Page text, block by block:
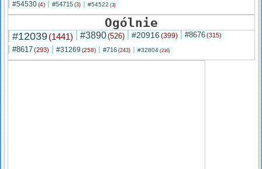
#54530(4) #54715 (3) #54522 (3)
Ogólnie
#12039(1441) #3890(526) #20916 (399) #8676(315)
#8617(293) #31269 (258) #716 (243) #32804 (216)